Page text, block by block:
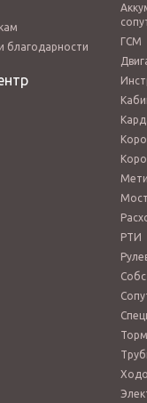
благодарности
ГСМ
Мост
РТИ